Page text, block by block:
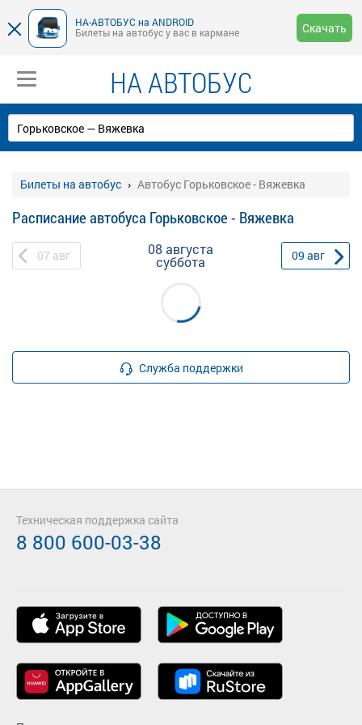
НА-АВТОБУС на ANDROID
Билеты на автобус у вас в кармане
Скачать
НА АВТОБУС
Билеты на автобус Автобус Горьковское - Вяжевка
Расписание автобуса Горьковское - Вяжевка
07 авг 08 августа
суббота 09 авг
Служба поддержки
Техническая поддержка сайта
8 800 600-03-38